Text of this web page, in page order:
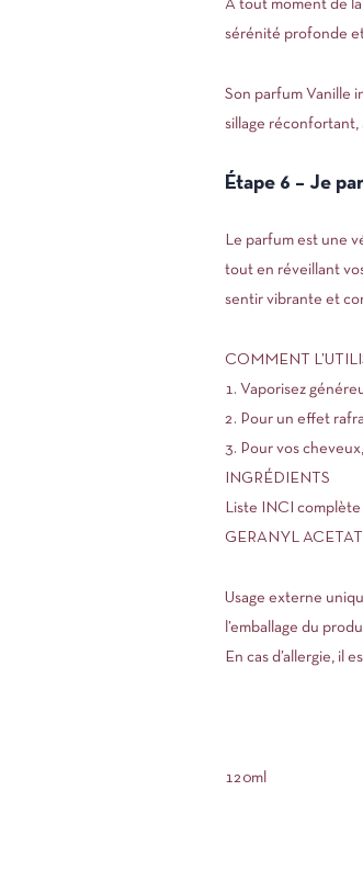
À tout moment de
sérénité profonde
Son parfum Vanille
sillage réconfortant,
Étape 6 – Je
Le parfum est une
tout en réveillant
sentir vibrante et
COMMENT
1. Vaporisez
2. Pour un effet
3. Pour vos
INGRÉDIENTS
Liste INCI
GERANYL
Usage externe
l’emballage du
En cas d’allergie, il
120ml